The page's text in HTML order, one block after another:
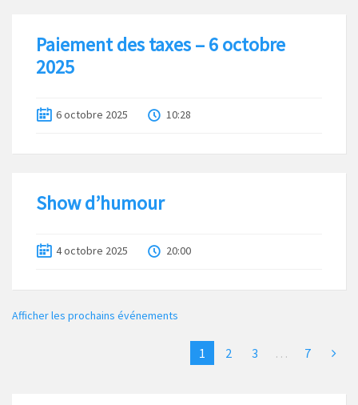
Paiement des taxes – 6 octobre
2025
6 octobre 2025 10:28
Show d’humour
4 octobre 2025 20:00
Afficher les prochains événements
1 2 3 … 7